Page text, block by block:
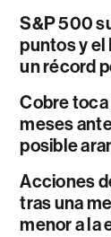
S&P 500
puntos y el
un récord
Cobre
meses
posible
Acciones
tras una
menor a la